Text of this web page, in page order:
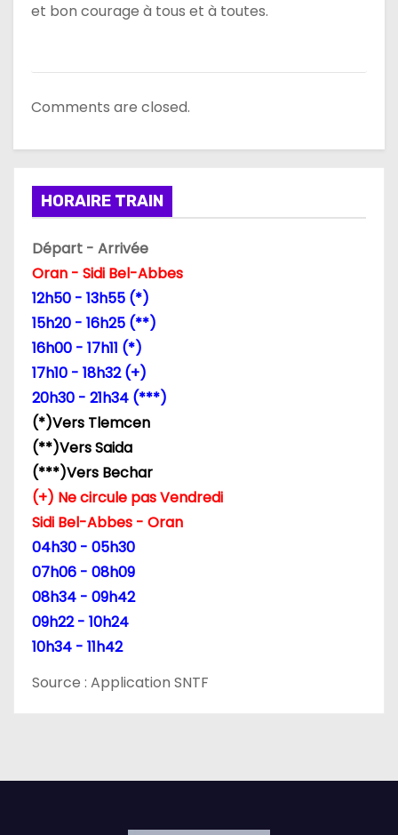
et bon courage à tous et à toutes.
Comments are closed.
HORAIRE TRAIN
Départ - Arrivée
Oran - Sidi Bel-Abbes
12h50 - 13h55 (*)
15h20 - 16h25 (**)
16h00 - 17h11 (*)
17h10 - 18h32 (+)
20h30 - 21h34 (***)
(*)Vers Tlemcen
(**)Vers Saida
(***)Vers Bechar
(+) Ne circule pas Vendredi
Sidi Bel-Abbes - Oran
04h30 - 05h30
07h06 - 08h09
08h34 - 09h42
09h22 - 10h24
10h34 - 11h42
Source : Application SNTF